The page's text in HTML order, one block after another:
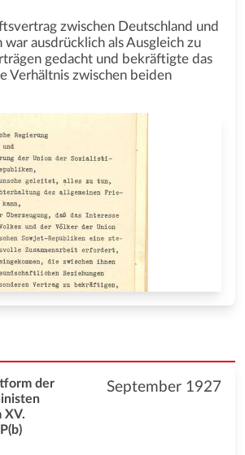
zwischen Deutschland und
ausdrücklich als Ausgleich zu
gedacht und bekräftigte das
Verhältnis zwischen beiden
September 1927
der
XV.